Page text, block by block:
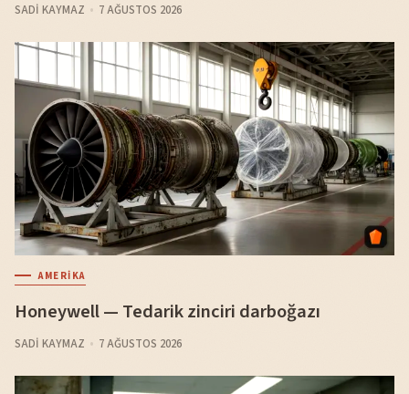
SADI KAYMAZ 7 AĞUSTOS 2026
AMERIKA
Honeywell — Tedarik zinciri darboğazı
SADI KAYMAZ 7 AĞUSTOS 2026